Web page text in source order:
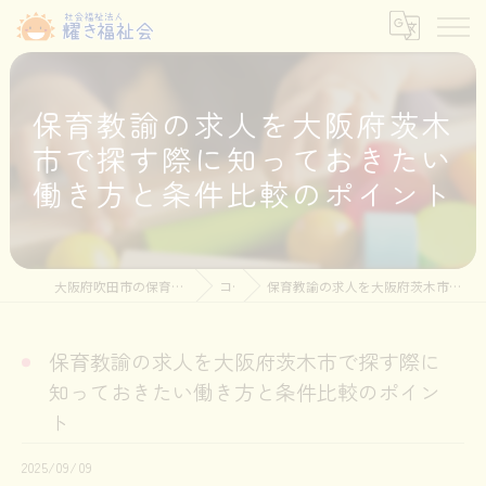
保育教諭の求人を大阪府茨木
市で探す際に知っておきたい
働き方と条件比較のポイント
大阪府吹田市の保育士の求人なら社会福祉法人耀き福祉会 コラム 保育教諭の求人を大阪府茨木市で探す際に知っておきたい働き方と条件比較のポイント
保育教諭の求人を大阪府茨木市で探す際に
知っておきたい働き方と条件比較のポイン
ト
2025/09/09